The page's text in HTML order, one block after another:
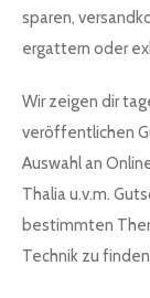
sparen,
ergattern oder
Wir zeigen dir
veröffentlichen
Auswahl an
Thalia u.v.m.
bestimmten
Technik zu